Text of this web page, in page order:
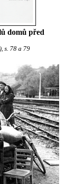
domů před
s. 78 a 79